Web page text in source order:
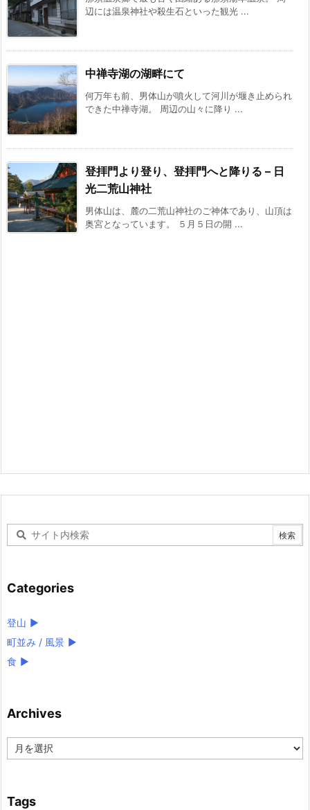
辺には温泉神社や殺生石といった観光 ...
中禅寺湖の湖畔にて
何万年も前、男体山が噴火して河川が堰き止められ
できた中禅寺湖。 周辺の山々に降り ...
登拝門より登り、登拝門へと降りる – 日
光二荒山神社
男体山は、麓の二荒山神社のご神体であり、山頂は
奥宮となっています。 ５月５日の開 ...
Categories
登山 ►
町並み / 風景 ►
食 ►
Archives
Archives
Tags